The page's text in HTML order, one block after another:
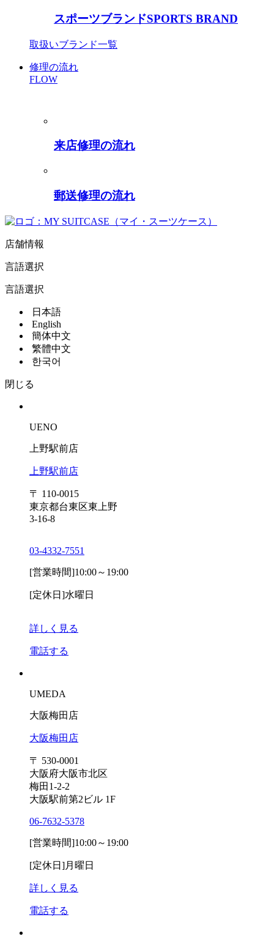
スポーツブランドSPORTS BRAND
取扱いブランド一覧
修理の流れ
FLOW
来店修理の流れ
郵送修理の流れ
店舗情報
言語選択
言語選択
日本語
English
簡体中文
繁體中文
한국어
閉じる
UENO
上野駅前店
上野駅前店
〒 110-0015
東京都台東区東上野
3-16-8
03-4332-7551
[営業時間]10:00～19:00
[定休日]水曜日
詳しく見る
電話する
UMEDA
大阪梅田店
大阪梅田店
〒 530-0001
大阪府大阪市北区
梅田1-2-2
大阪駅前第2ビル 1F
06-7632-5378
[営業時間]10:00～19:00
[定休日]月曜日
詳しく見る
電話する